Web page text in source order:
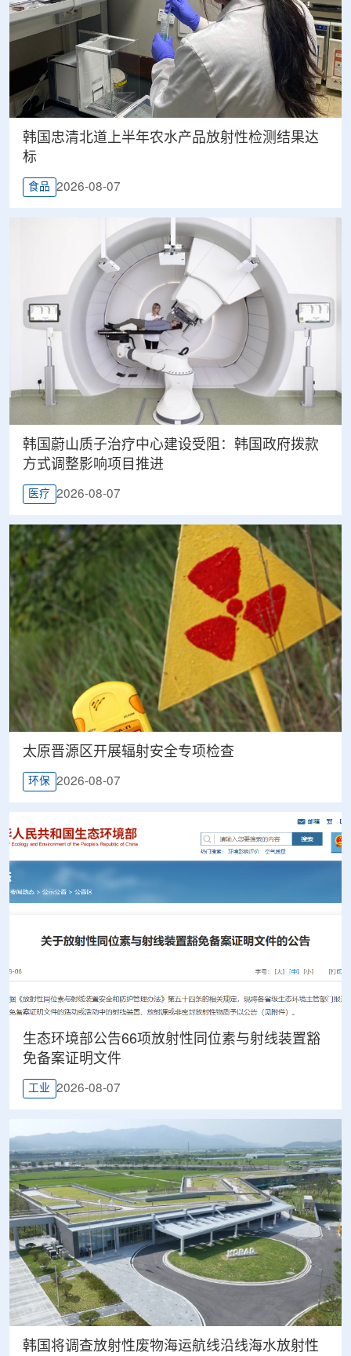
韩国忠清北道上半年农水产品放射性检测结果达
标
食品 2026-08-07
韩国蔚山质子治疗中心建设受阻：韩国政府拨款
方式调整影响项目推进
医疗 2026-08-07
太原晋源区开展辐射安全专项检查
环保 2026-08-07
生态环境部公告66项放射性同位素与射线装置豁
免备案证明文件
工业 2026-08-07
韩国将调查放射性废物海运航线沿线海水放射性